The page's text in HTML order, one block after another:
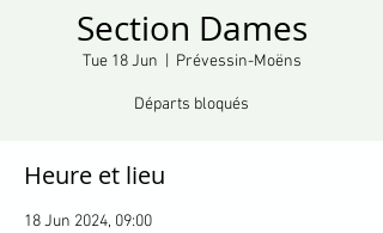
Section Dames
Tue 18 Jun Prévessin-Moëns
Départs bloqués
Heure et lieu
18 Jun 2024, 09:00